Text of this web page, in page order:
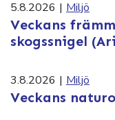
5.8.2026 | Miljö
Veckans
skogssnigel
3.8.2026 | Miljö
Veckans